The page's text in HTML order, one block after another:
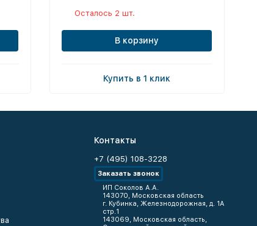
Осталось 2 шт.
В корзину
Купить в 1 клик
Контакты
+7 (495) 108-3228
Заказать звонок
ИП Соколов А.А.
143070, Московская область
г. Кубинка, Железнодорожная, д. 1А
стр.1
143069, Московская область,